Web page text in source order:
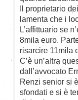
Il proprietario
lamenta che i
L’affittuario se
8mila euro.
risarcire 11mila
C’è un’altra
dall’avvocato
Renzi senior si
sfondati e si è